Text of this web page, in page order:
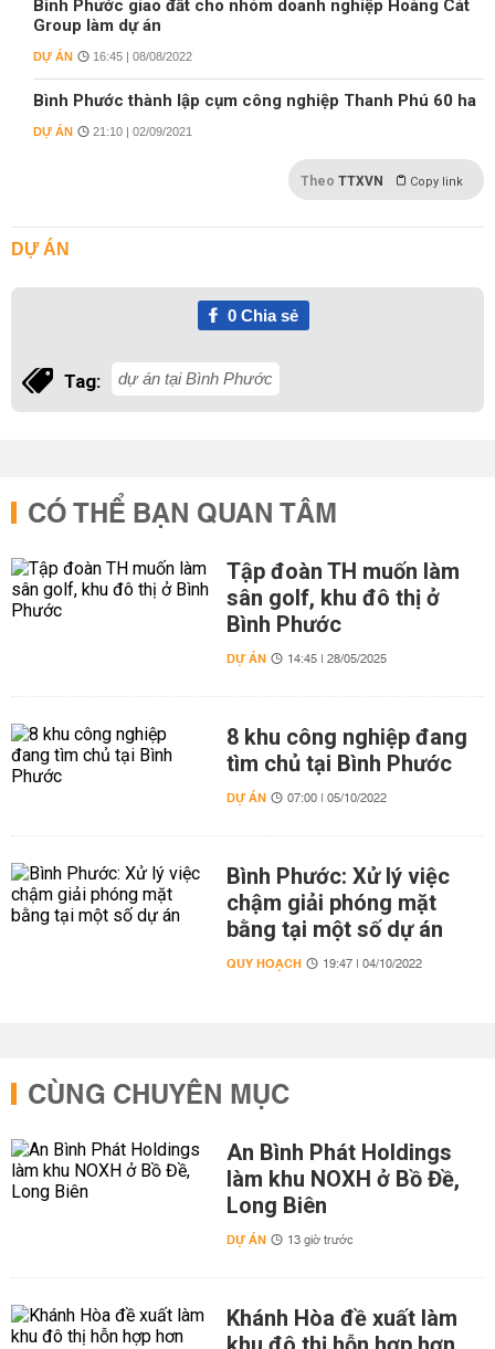
Bình Phước giao đất cho nhóm doanh nghiệp Hoàng Cát
Group làm dự án
DỰ ÁN 16:45 | 08/08/2022
Bình Phước thành lập cụm công nghiệp Thanh Phú 60 ha
DỰ ÁN 21:10 | 02/09/2021
Theo TTXVN Copy link
DỰ ÁN
0Chia sẻ
Tag: dự án tại Bình Phước
CÓ THỂ BẠN QUAN TÂM
Tập đoàn TH muốn làm
sân golf, khu đô thị ở
Bình Phước
DỰ ÁN 14:45 | 28/05/2025
8 khu công nghiệp đang
tìm chủ tại Bình Phước
DỰ ÁN 07:00 | 05/10/2022
Bình Phước: Xử lý việc
chậm giải phóng mặt
bằng tại một số dự án
QUY HOẠCH 19:47 | 04/10/2022
CÙNG CHUYÊN MỤC
An Bình Phát Holdings
làm khu NOXH ở Bồ Đề,
Long Biên
DỰ ÁN 13 giờ trước
Khánh Hòa đề xuất làm